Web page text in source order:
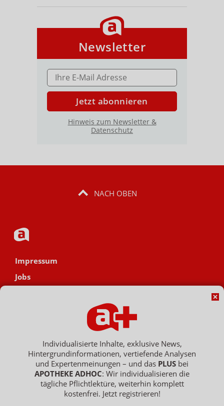
Newsletter
E-MAIL ADRESSE
Jetzt abonnieren
Hinweis zum Newsletter &
Datenschutz
NACH OBEN
Impressum
Jobs
Hinweisgebersystem
Vertrag widerrufen
Copyright © 2007 - 2026 , APOTHEKE ADHOC ist ein Dienst der ELPATO
Individualisierte Inhalte, exklusive News,
Hintergrundinformationen, vertiefende Analysen
und Expertenmeinungen – und das PLUS bei
APOTHEKE ADHOC: Wir individualisieren die
tägliche Pflichtlektüre, weiterhin komplett
kostenfrei. Jetzt registrieren!